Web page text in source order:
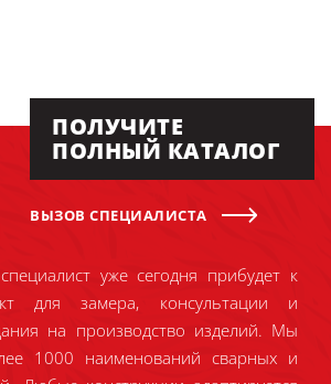
ПОЛУЧИТЕ
ПОЛНЫЙ КАТАЛОГ
ВЫЗОВ СПЕЦИАЛИСТА
уже сегодня прибудет к
для замера, консультации и
на производство изделий. Мы
1000 наименований сварных и